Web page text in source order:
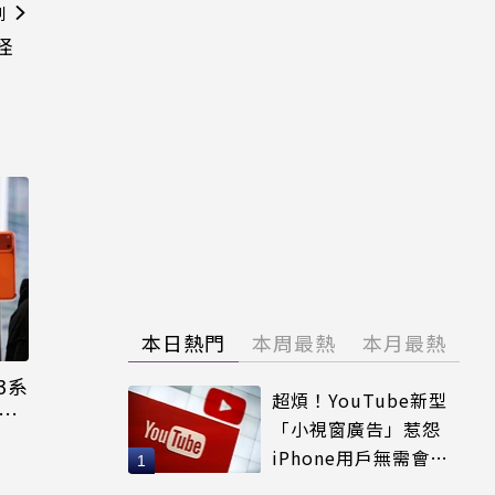
系
本日熱門 本周最熱 本月最熱
超煩！YouTube新型
「小視窗廣告」惹怨
iPhone用戶無需會員